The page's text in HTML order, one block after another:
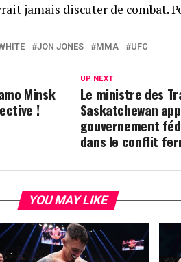
jamais discuter de combat.
JON JONES MMA UFC
UP NEXT
Le ministre des
Saskatchewan
gouvernement
dans le conflit
Minsk
!
YOU MAY LIKE